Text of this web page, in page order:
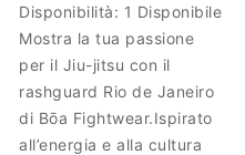
Disponibilità: 1 Disponibile
Mostra la tua passione
per il Jiu-jitsu con il
rashguard Rio de Janeiro
di Bōa Fightwear.Ispirato
all’energia e alla cultura